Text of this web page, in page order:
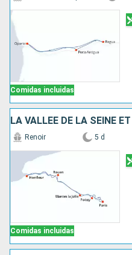
Comidas incluidas
Comidas incluidas
Renoir 5 d